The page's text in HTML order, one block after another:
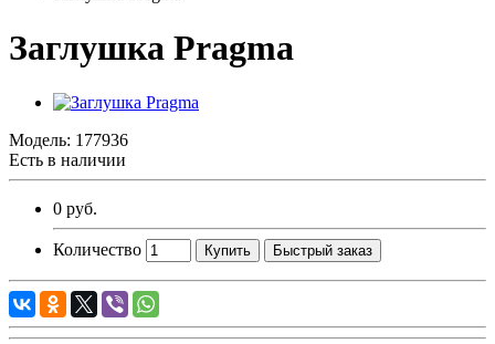
Заглушка Pragma
Модель: 177936
Есть в наличии
0 руб.
Количество Купить Быстрый заказ